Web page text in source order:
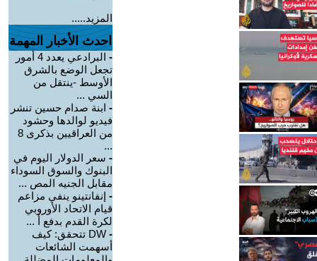
المزيد.....
احدث الأخبار المهمة
-
البرادعي يعدد 4 أمور
تجعل الوضع بالشرق
الأوسط -ينتقل من
السي ...
- ابنة صدام حسين تنشر
فيديو لوالدها وحشود
من العراقيين بذكرى 8
...
- سعر الدولار اليوم في
البنوك والسوق السوداء
مقابل الجنيه المص ...
- إنفانتينو ينفي مزاعم
قيام الاتحاد الأوروبي
لكرة القدم بدفع أ ...
-
DW تتحقق: كيف
أسهمت الشائعات